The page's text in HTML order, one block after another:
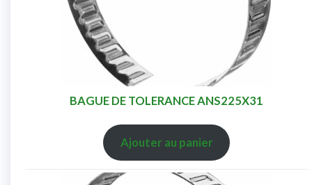
BAGUE DE TOLERANCE ANS225X31
Ajouter au panier